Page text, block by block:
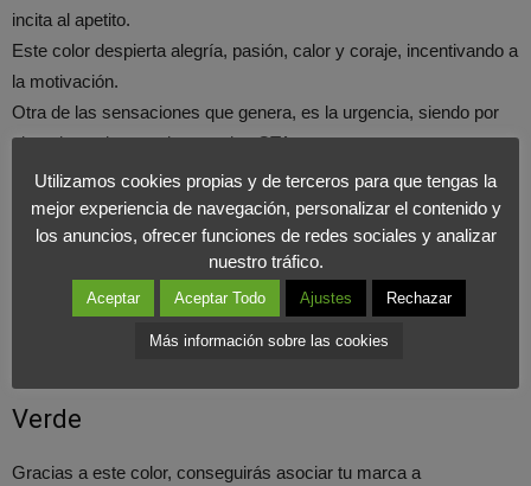
incita al apetito.
Este color despierta alegría, pasión, calor y coraje, incentivando a
la motivación.
Otra de las sensaciones que genera, es la urgencia, siendo por
ejemplo, un buen color para los CTAs.
Amarillo
Este color genera ideas de felicidad, entusiasmo y creatividad en
el público joven. Se ve más en la publicidad y anuncios de ofertas
y promociones. Este color sirve de gran ayuda en las tiendas,
Verde
Gracias a este color, conseguirás asociar tu marca a
Utilizamos cookies propias y de terceros para que tengas la
mejor experiencia de navegación, personalizar el contenido y
los anuncios, ofrecer funciones de redes sociales y analizar
nuestro tráfico.
Aceptar Aceptar Todo Ajustes Rechazar
Más información sobre las cookies